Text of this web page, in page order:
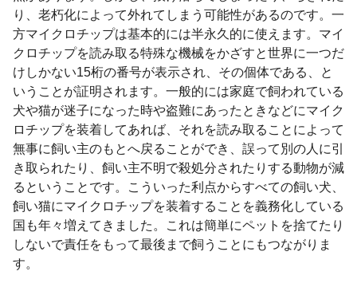
り、老朽化によって外れてしまう可能性があるのです。一
方マイクロチップは基本的には半永久的に使えます。マイ
クロチップを読み取る特殊な機械をかざすと世界に一つだ
けしかない15桁の番号が表示され、その個体である、と
いうことが証明されます。一般的には家庭で飼われている
犬や猫が迷子になった時や盗難にあったときなどにマイク
ロチップを装着してあれば、それを読み取ることによって
無事に飼い主のもとへ戻ることができ、誤って別の人に引
き取られたり、飼い主不明で殺処分されたりする動物が減
るということです。こういった利点からすべての飼い犬、
飼い猫にマイクロチップを装着することを義務化している
国も年々増えてきました。これは簡単にペットを捨てたり
しないで責任をもって最後まで飼うことにもつながりま
す。